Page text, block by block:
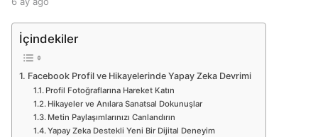
a
a
İçindekiler
Facebook Profil ve Hikayelerinde Yapay Zeka Devrimi
Profil Fotoğraflarına Hareket Katın
Hikayeler ve Anılara Sanatsal Dokunuşlar
Metin Paylaşımlarınızı Canlandırın
Yapay Zeka Destekli Yeni Bir Dijital Deneyim